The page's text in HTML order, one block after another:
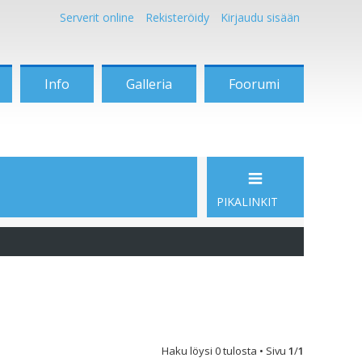
Serverit online Rekisteröidy Kirjaudu sisään
Info Galleria Foorumi
PIKALINKIT
Haku löysi 0 tulosta • Sivu 1/1